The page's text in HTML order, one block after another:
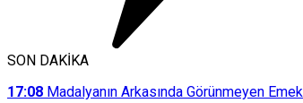
SON DAKİKA
17:08 Madalyanın Arkasında Görünmeyen Emek